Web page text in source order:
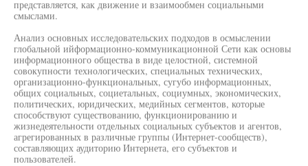
представляется, как движение и взаимообмен социальными
смыслами.
Анализ основных исследовательских подходов в осмыслении
глобальной ийформационно-коммуникационной Сети как основы
информационного общества в виде целостной, системной
совокупности технологических, специальных технических,
организационно-функциональных, сугубо информационных,
общих социальных, социетальных, социумных, экономических,
политических, юридических, медийных сегментов, которые
способствуют существованию, функционированию и
жизнедеятельности отдельных социальных субъектов и агентов,
агрегированных в различные группы (Интернет-сообществ),
составляющих аудиторию Интернета, его субъектов и
пользователей.